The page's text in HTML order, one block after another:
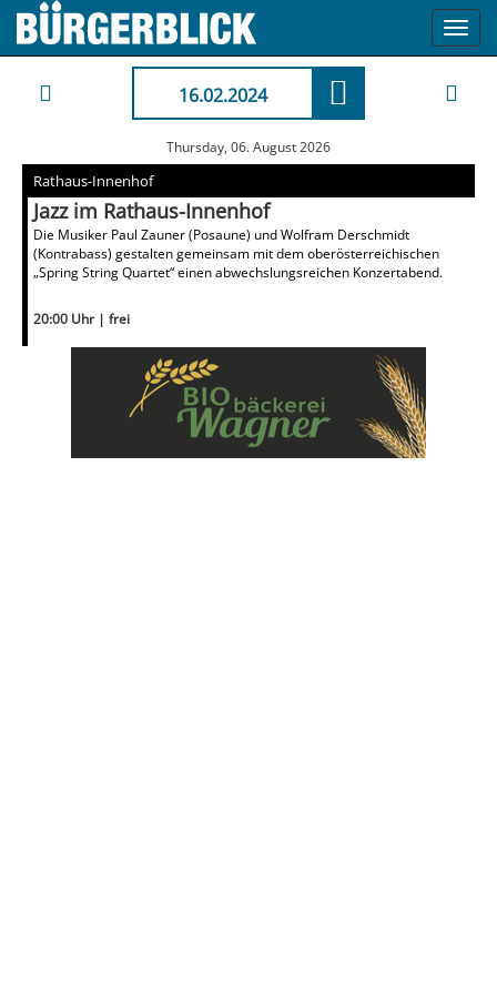
16.02.2024
Thursday, 06. August 2026
Rathaus-Innenhof
Jazz im Rathaus-Innenhof
Die Musiker Paul Zauner (Posaune) und Wolfram Derschmidt
(Kontrabass) gestalten gemeinsam mit dem oberösterreichischen
„Spring String Quartet“ einen abwechslungsreichen Konzertabend.
20:00 Uhr | frei